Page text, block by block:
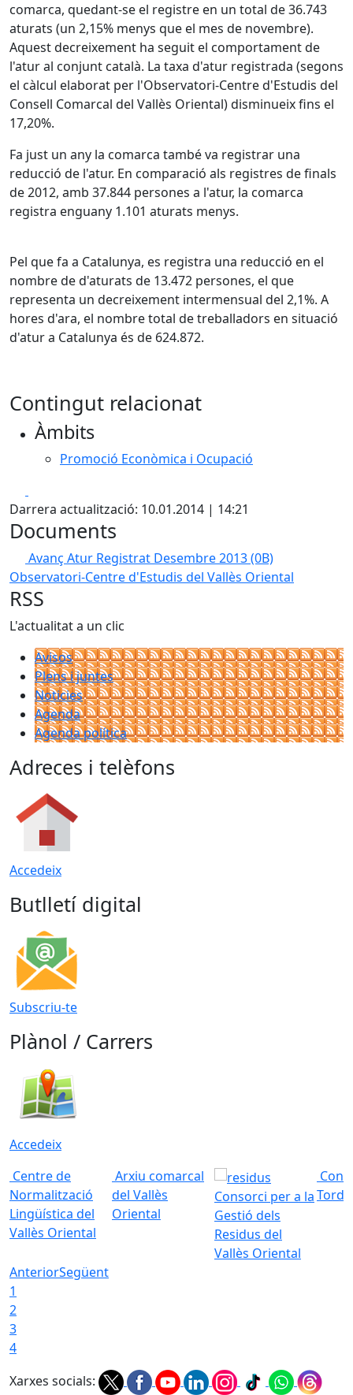
comarca, quedant-se el registre en un total de 36.743
aturats (un 2,15% menys que el mes de novembre).
Aquest decreixement ha seguit el comportament de
l'atur al conjunt català. La taxa d'atur registrada (segons
el càlcul elaborat per l'Observatori-Centre d'Estudis del
Consell Comarcal del Vallès Oriental) disminueix fins el
17,20%.
Fa just un any la comarca també va registrar una
reducció de l'atur. En comparació als registres de finals
de 2012, amb 37.844 persones a l'atur, la comarca
registra enguany 1.101 aturats menys.
Pel que fa a Catalunya, es registra una reducció en el
nombre de d'aturats de 13.472 persones, el que
representa un decreixement intermensual del 2,1%. A
hores d'ara, el nombre total de treballadors en situació
d'atur a Catalunya és de 624.872.
Contingut relacionat
Àmbits
Promoció Econòmica i Ocupació
Darrera actualització: 10.01.2014 | 14:21
Documents
Avanç Atur Registrat Desembre 2013(0B)
Observatori-Centre d'Estudis del Vallès Oriental
RSS
L'actualitat a un clic
Avisos
Plens i juntes
Noticies
Agenda
Agenda política
Adreces i telèfons
Accedeix
Butlletí digital
Subscriu-te
Plànol / Carrers
Accedeix
Centre de
Normalització
Lingüística del
Vallès Oriental
Arxiu comarcal
del Vallès
Oriental
Consorci per a la
Gestió dels
Residus del
Vallès Oriental
AnteriorSegüent
1
2
3
4
Xarxes socials: